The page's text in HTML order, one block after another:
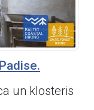
un klosteris